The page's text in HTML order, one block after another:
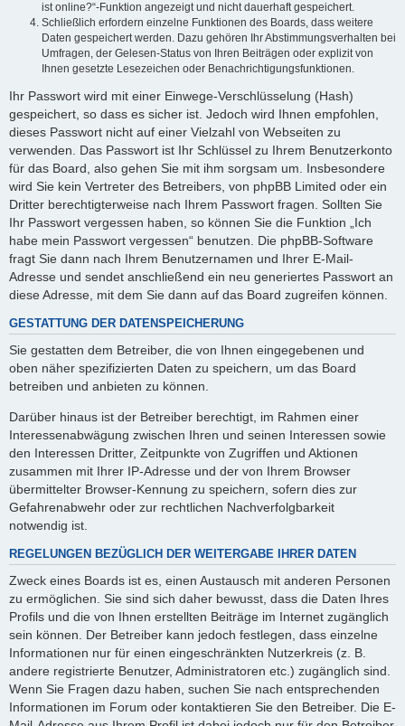
ist online?“-Funktion angezeigt und nicht dauerhaft gespeichert.
Schließlich erfordern einzelne Funktionen des Boards, dass weitere
Daten gespeichert werden. Dazu gehören Ihr Abstimmungsverhalten bei
Umfragen, der Gelesen-Status von Ihren Beiträgen oder explizit von
Ihnen gesetzte Lesezeichen oder Benachrichtigungsfunktionen.
Ihr Passwort wird mit einer Einwege-Verschlüsselung (Hash)
gespeichert, so dass es sicher ist. Jedoch wird Ihnen empfohlen,
dieses Passwort nicht auf einer Vielzahl von Webseiten zu
verwenden. Das Passwort ist Ihr Schlüssel zu Ihrem Benutzerkonto
für das Board, also gehen Sie mit ihm sorgsam um. Insbesondere
wird Sie kein Vertreter des Betreibers, von phpBB Limited oder ein
Dritter berechtigterweise nach Ihrem Passwort fragen. Sollten Sie
Ihr Passwort vergessen haben, so können Sie die Funktion „Ich
habe mein Passwort vergessen“ benutzen. Die phpBB-Software
fragt Sie dann nach Ihrem Benutzernamen und Ihrer E-Mail-
Adresse und sendet anschließend ein neu generiertes Passwort an
diese Adresse, mit dem Sie dann auf das Board zugreifen können.
GESTATTUNG DER DATENSPEICHERUNG
Sie gestatten dem Betreiber, die von Ihnen eingegebenen und
oben näher spezifizierten Daten zu speichern, um das Board
betreiben und anbieten zu können.
Darüber hinaus ist der Betreiber berechtigt, im Rahmen einer
Interessenabwägung zwischen Ihren und seinen Interessen sowie
den Interessen Dritter, Zeitpunkte von Zugriffen und Aktionen
zusammen mit Ihrer IP-Adresse und der von Ihrem Browser
übermittelter Browser-Kennung zu speichern, sofern dies zur
Gefahrenabwehr oder zur rechtlichen Nachverfolgbarkeit
notwendig ist.
REGELUNGEN BEZÜGLICH DER WEITERGABE IHRER DATEN
Zweck eines Boards ist es, einen Austausch mit anderen Personen
zu ermöglichen. Sie sind sich daher bewusst, dass die Daten Ihres
Profils und die von Ihnen erstellten Beiträge im Internet zugänglich
sein können. Der Betreiber kann jedoch festlegen, dass einzelne
Informationen nur für einen eingeschränkten Nutzerkreis (z. B.
andere registrierte Benutzer, Administratoren etc.) zugänglich sind.
Wenn Sie Fragen dazu haben, suchen Sie nach entsprechenden
Informationen im Forum oder kontaktieren Sie den Betreiber. Die E-